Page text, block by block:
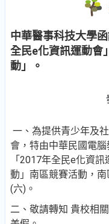
中華醫事科技大學
全民e化資訊運動會
動」。
一、為提供青少年及
會，特由中華民國電
「2017年全民e化資
動」南區競賽活動，
(六)。
二、敬請轉知 貴校相